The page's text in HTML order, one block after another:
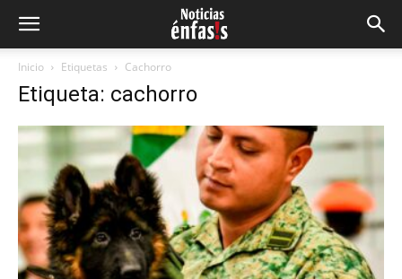
Inicio Etiquetas Cachorro
Etiqueta: cachorro